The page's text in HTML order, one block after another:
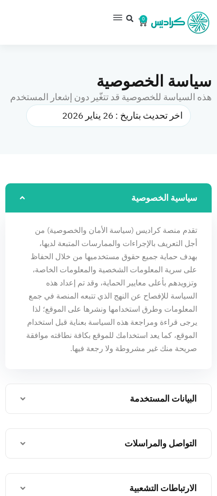
0
سياسة الخصوصية
هذه السياسة للخصوصية قد تتغّير دون إشعار المستخدم
اخر تحديث بتاريخ : 26 يناير 2026
سياسية الخصوصية
تقدم منصة كراديس (سياسة الأمان والخصوصية) من
أجل التعريف بالإجراءات والممارسات المتبعة لديها،
بهدف حماية جميع حقوق مستخدميها من خلال الحفاظ
على سرية المعلومات الشخصية والمعلومات الخاصة،
وتزويدهم بأعلى معايير الحماية، وقد تم إعداد هذه
السياسة للإفصاح عن النهج الذي تتبعه المنصة في جمع
المعلومات وطرق استخدامها ونشرها على الموقع؛ لذا
يرجى قراءة ومراجعة هذه السياسة بعناية قبل استخدام
الموقع، كما يعد استخدامك للموقع بكافة نطاقته موافقة
صريحة منك غير مشروطة ولا رجعة فيها.
البيانات المستخدمة
التواصل والمراسلات
الارتباطات التشعبية